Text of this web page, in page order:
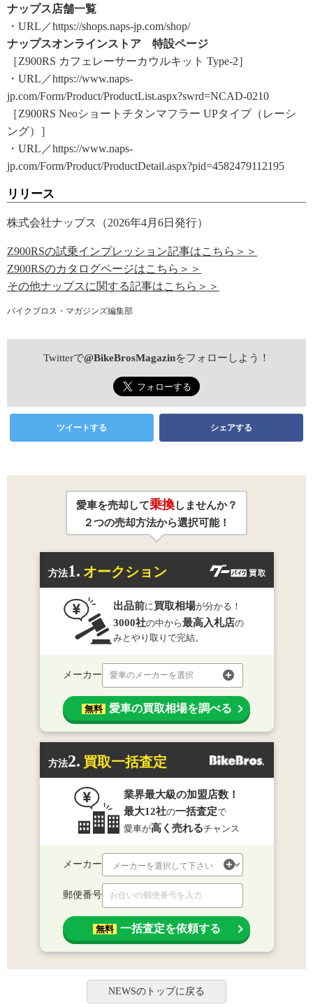
ナップス店舗一覧
・URL／https://shops.naps-jp.com/shop/
ナップスオンラインストア 特設ページ
［Z900RS カフェレーサーカウルキット Type-2］
・URL／https://www.naps-
jp.com/Form/Product/ProductList.aspx?swrd=NCAD-0210
［Z900RS Neoショートチタンマフラー UPタイプ（レーシ
ング）］
・URL／https://www.naps-
jp.com/Form/Product/ProductDetail.aspx?pid=4582479112195
リリース
株式会社ナップス（2026年4月6日発行）
Z900RSの試乗インプレッション記事はこちら＞＞
Z900RSのカタログページはこちら＞＞
その他ナップスに関する記事はこちら＞＞
バイクブロス・マガジンズ編集部
Twitterで@BikeBrosMagazinをフォローしよう！
ツイートする シェアする
愛車を売却して乗換しませんか？
２つの売却方法から選択可能！
方法1. オークション
出品前に 買取相場が分かる！
3000社の中から最高入札店の
みとやり取りで完結。
メーカー 愛車のメーカーを選択
無料 愛車の買取相場を調べる
方法2. 買取一括査定
業界最大級の加盟店数！
最大12社の一括査定で
愛車が高く売れるチャンス
メーカー
郵便番号
無料 一括査定を依頼する
NEWSのトップに戻る